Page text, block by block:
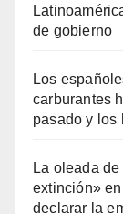
de gobierno
Los
carburantes
pasado y los
La oleada
extinción»
declarar la